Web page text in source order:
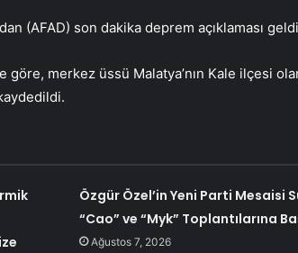
(AFAD) son dakika deprem açıklaması
merkez üssü Malatya’nın Kale ilçesi
Özgür Özel’in Yeni Parti Mesaisi
“Cao” ve “Myk” Toplantılarına
Ağustos 7, 2026